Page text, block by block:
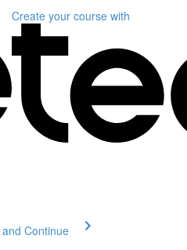
Create your course with
Continue